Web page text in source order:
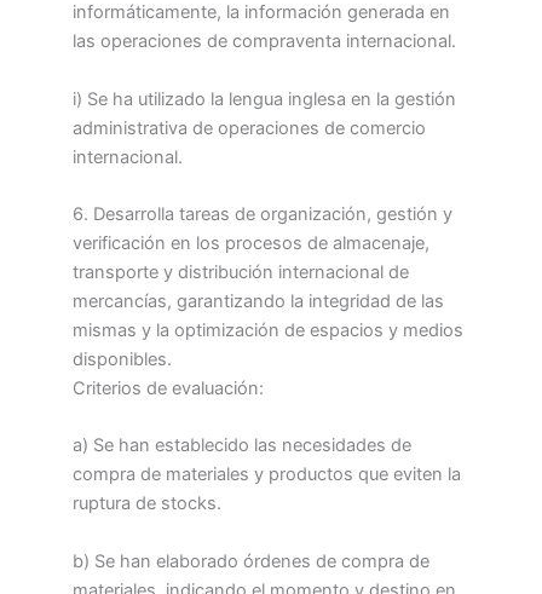
informáticamente, la información generada en
las operaciones de compraventa internacional.
i) Se ha utilizado la lengua inglesa en la gestión
administrativa de operaciones de comercio
internacional.
6. Desarrolla tareas de organización, gestión y
verificación en los procesos de almacenaje,
transporte y distribución internacional de
mercancías, garantizando la integridad de las
mismas y la optimización de espacios y medios
disponibles.
Criterios de evaluación:
a) Se han establecido las necesidades de
compra de materiales y productos que eviten la
ruptura de stocks.
b) Se han elaborado órdenes de compra de